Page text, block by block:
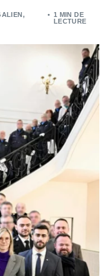
1 MIN DE
LECTURE